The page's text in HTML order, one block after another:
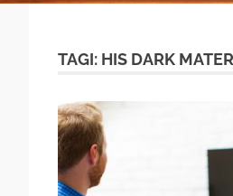
TAGI: HIS DARK